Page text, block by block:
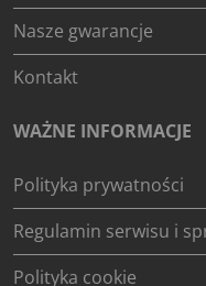
Nasze gwarancje
Kontakt
WAŻNE INFORMACJE
Polityka prywatności
Regulamin serwisu i
Polityka cookie